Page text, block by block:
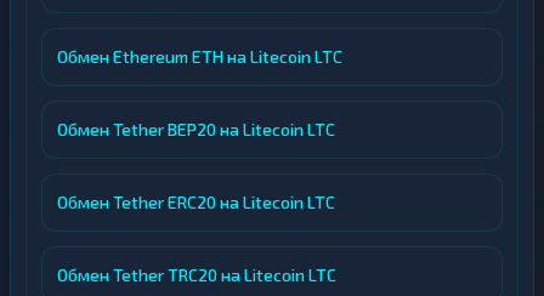
Обмен Ethereum ETH на Litecoin LTC
Обмен Tether BEP20 на Litecoin LTC
Обмен Tether ERC20 на Litecoin LTC
Обмен Tether TRC20 на Litecoin LTC